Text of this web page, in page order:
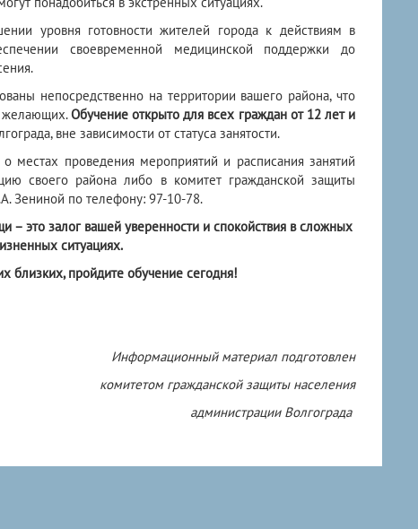
уровня готовности жителей города к действиям в
своевременной медицинской поддержки до
непосредственно на территории вашего района, что
желающих.Обучение открыто для всех граждан от 12 лет и
вне зависимости от статуса занятости.
местах проведения мероприятий и расписания занятий
своего района либо в комитет гражданской защиты
Зениной по телефону: 97-10-78.
это залог вашей уверенности и спокойствия в сложных
ситуациях.
близких, пройдите обучение сегодня!
Информационный материал подготовлен
комитетом гражданской защиты населения
администрации Волгограда